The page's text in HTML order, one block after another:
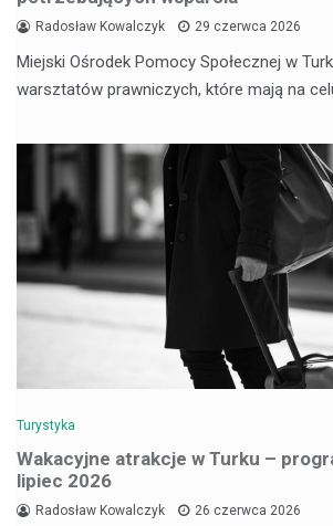
Radosław Kowalczyk 29 czerwca 2026
Miejski Ośrodek Pomocy Społecznej w
warsztatów prawniczych, które mają na
Turystyka
Wakacyjne atrakcje w Turku –
lipiec 2026
Radosław Kowalczyk 26 czerwca 2026